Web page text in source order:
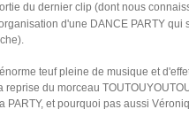
du dernier clip (dont nous
d'une DANCE PARTY qui
teuf pleine de musique et
reprise du morceau
PARTY, et pourquoi pas aussi